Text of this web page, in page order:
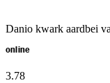
Danio kwark aardbei
online
3.78